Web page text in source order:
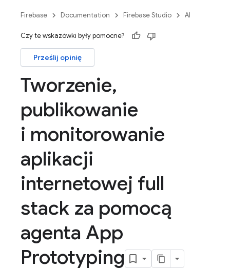
Firebase Documentation Firebase Studio AI
Czy te wskazówki były pomocne?
Prześlij opinię
Tworzenie,
publikowanie
i monitorowanie
aplikacji
internetowej full
stack za pomocą
agenta App
Prototyping